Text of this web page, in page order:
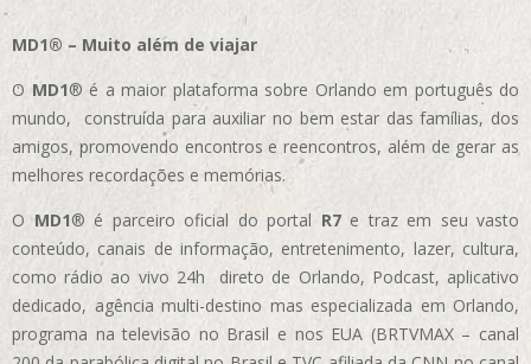
MD1® – Muito além de viajar
O MD1® é a maior plataforma sobre Orlando em português do
mundo, construída para auxiliar no bem estar das famílias, dos
amigos, promovendo encontros e reencontros, além de gerar as
melhores recordações e memórias.
OMD1® é parceiro oficial do portal R7e traz em seu vasto
conteúdo, canais de informação, entretenimento, lazer, cultura,
como rádio ao vivo 24h direto de Orlando, Podcast, aplicativo
dedicado, agência multi-destino mas especializada em Orlando,
programa na televisão no Brasil e nos EUA (BRTVMAX – canal